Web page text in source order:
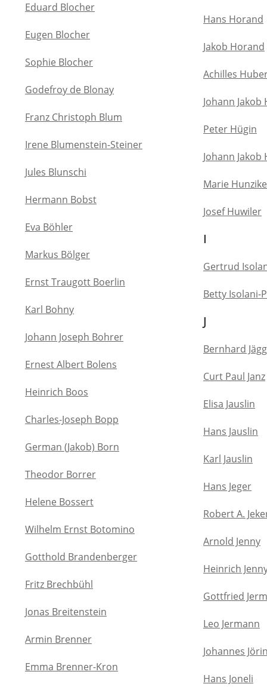
Eduard Blocher
Eugen Blocher
Sophie Blocher
Godefroy de Blonay
Franz Christoph Blum
Irene Blumenstein-Steiner
Jules Blunschi
Hermann Bobst
Eva Böhler
Markus Bölger
Ernst Traugott Boerlin
Karl Bohny
Johann Joseph Bohrer
Ernest Albert Bolens
Heinrich Boos
Charles-Joseph Bopp
German (Jakob) Born
Theodor Borrer
Helene Bossert
Wilhelm Ernst Botomino
Gotthold Brandenberger
Fritz Brechbühl
Jonas Breitenstein
Armin Brenner
Emma Brenner-Kron
Hans Horand
Jakob Horand
Achilles
Johann Jakob
Peter Hügin
Johann Jakob
Marie
Josef Huwiler
I
Gertrud
Betty Isolani-
J
Bernhard
Curt Paul Janz
Elisa Jauslin
Hans Jauslin
Karl Jauslin
Hans Jeger
Robert A.
Arnold Jenny
Heinrich
Gottfried
Leo Jermann
Johannes
Hans Joneli